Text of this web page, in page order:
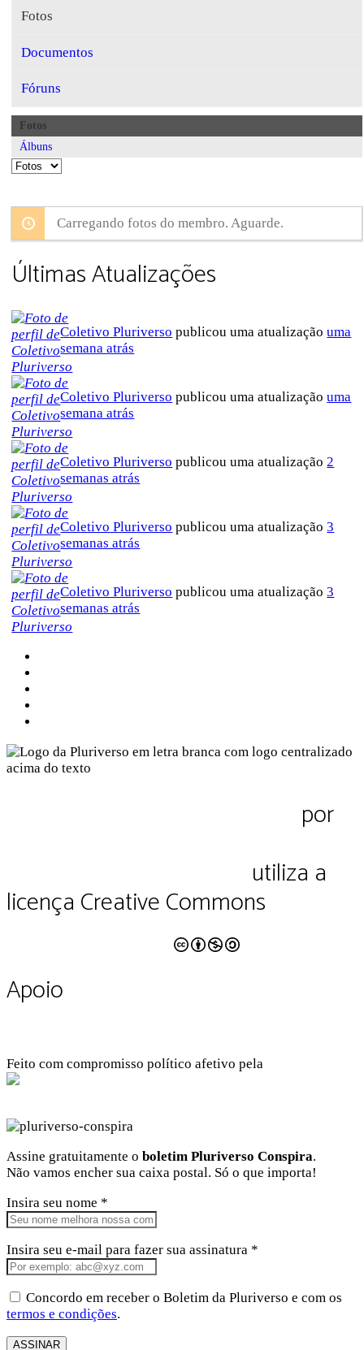
Fotos
Documentos
Fóruns
Fotos
Álbuns
Carregando fotos do membro. Aguarde.
Últimas Atualizações
Coletivo Pluriverso publicou uma atualizaçãouma
semana atrás
Coletivo Pluriverso publicou uma atualizaçãouma
semana atrás
Coletivo Pluriverso publicou uma atualização2
semanas atrás
Coletivo Pluriverso publicou uma atualização3
semanas atrás
Coletivo Pluriverso publicou uma atualização3
semanas atrás
por
utiliza a
licença Creative Commons
Apoio
Feito com compromisso político afetivo pela
Assine gratuitamente o boletim Pluriverso Conspira.
Não vamos encher sua caixa postal. Só o que importa!
Insira seu nome *
Insira seu e-mail para fazer sua assinatura *
Concordo em receber o Boletim da Pluriverso e com os
termos e condições.